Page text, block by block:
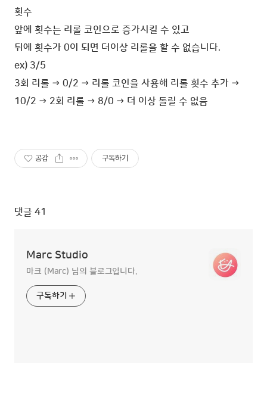
횟수
앞에 횟수는 리롤 코인으로 증가시킬 수 있고
뒤에 횟수가 0이 되면 더이상 리롤을 할 수 없습니다.
ex) 3/5
3회 리롤 → 0/2 → 리롤 코인을 사용해 리롤 횟수 추가 →
10/2 → 2회 리롤 → 8/0 → 더 이상 돌릴 수 없음
공감 구독하기
댓글 41
Marc Studio
마크 (Marc) 님의 블로그입니다.
구독하기